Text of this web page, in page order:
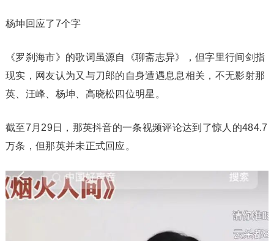
杨坤回应了7个字
《罗刹海市》的歌词虽源自《聊斋志异》，但字里行间剑指
现实，网友认为又与刀郎的自身遭遇息息相关，不无影射那
英、汪峰、杨坤、高晓松四位明星。
截至7月29日，那英抖音的一条视频评论达到了惊人的484.7
万条，但那英并未正式回应。